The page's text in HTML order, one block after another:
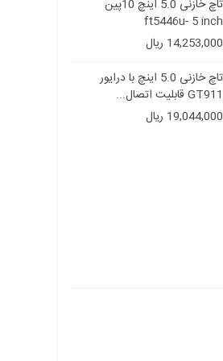
تاچ خازنی 5.0 اینچ 10پین
ft5446u- 5 inch
14,253,000 ریال
تاچ خازنی 5.0 اینچ با درایور
GT911 قابلیت اتصال...
19,044,000 ریال